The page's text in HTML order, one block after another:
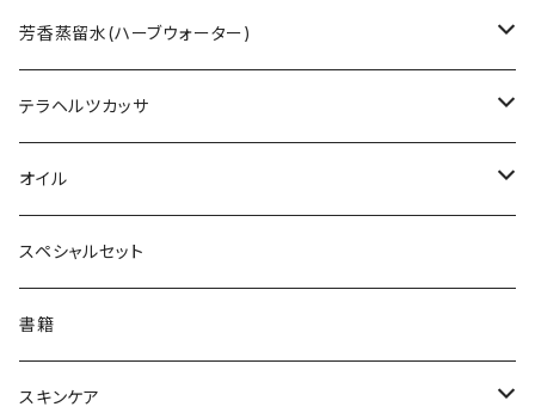
HIG ハニーインザガーデン
レザーウッド
クローバー
ニュージーランド
ネイティブハニー
マヌカハニー
マレーシア
13honey
アップルヴィネガー
スコットランド
ヘザー
クローバー
フィリピン
アナヤ
ペパーミントMix
ラトビア
リンデン
エリクシール
ラクトフェリン
ビール酵母
ドミゾワ
アミノトロピックメタ(グリシン黒糖)
ハーブティー - Fire 火 -
ハーブティー - Earth 土 -
ハーブティー - Wind 風 -
ハーブティー - Water 水 -
ハーブティー - L'ondulation -
ハーブティー - L'infini -
芳香蒸留水(ハーブウォーター)
ローズウォーター
ローズゼラニウムウォーター
ラベンダーウォーター
ローズマリーウォーター
レモングラスウォーター
テラヘルツカッサ
カッサ
オイル
MCTオイル
シアバター
アルガンオイル
スペシャルセット
書籍
スキンケア